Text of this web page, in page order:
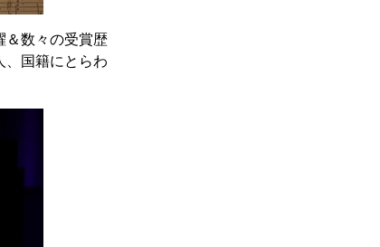
＆数々の受賞歴
、国籍にとらわ